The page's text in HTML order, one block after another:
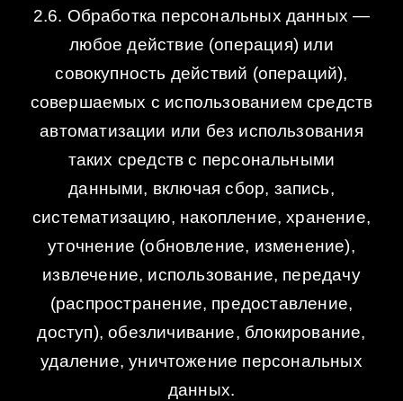
2.6. Обработка персональных данных —
любое действие (операция) или
совокупность действий (операций),
совершаемых с использованием средств
автоматизации или без использования
таких средств с персональными
данными, включая сбор, запись,
систематизацию, накопление, хранение,
уточнение (обновление, изменение),
извлечение, использование, передачу
(распространение, предоставление,
доступ), обезличивание, блокирование,
удаление, уничтожение персональных
данных.